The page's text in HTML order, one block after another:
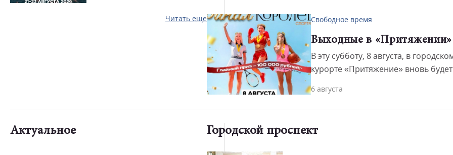
Читать еще Свободное время
Выходные в «Притяжении»
В эту субботу, 8 августа, в
курорте «Притяжение» вновь будет
два крупных мероприятия.
6 августа
Актуальное Городской проспект